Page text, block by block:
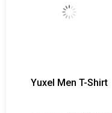
Yuxel Men T-Shirt